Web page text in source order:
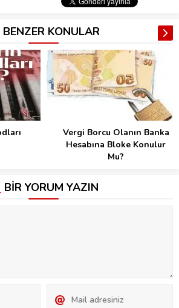
BENZER KONULAR
Banka
Banka ve Esnaf Kredileri
Ertelendi Mi? Coronavirüs
ve Mücbir Sebep
BİR YORUM YAZIN